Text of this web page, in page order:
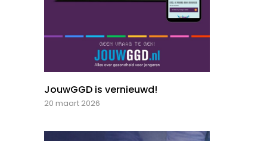
JouwGGD is vernieuwd!
20 maart 2026